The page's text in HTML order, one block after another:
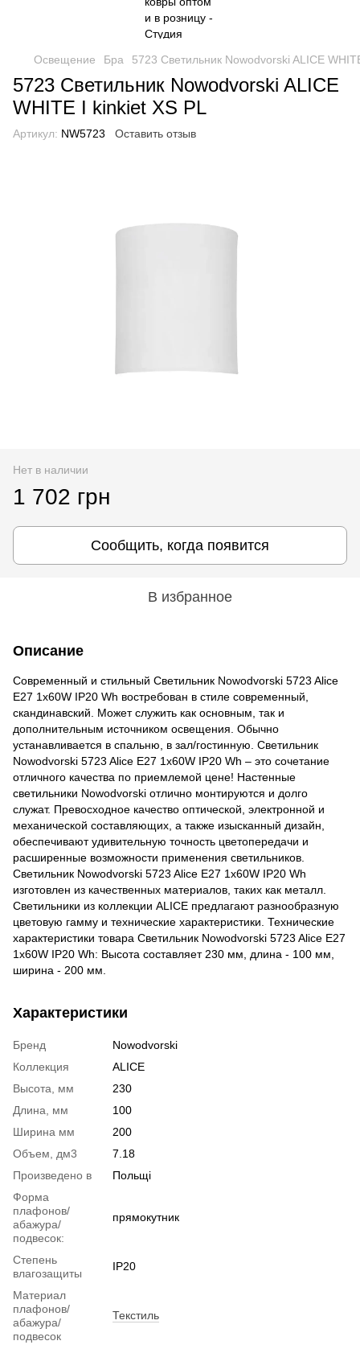
Освещение Бра 5723 Светильник Nowodvorski ALICE
5723 Светильник Nowodvorski ALICE
WHITE I kinkiet XS PL
Артикул: NW5723 Оставить отзыв
Нет в наличии
1 702 грн
Сообщить, когда появится
В избранное
Описание
Современный и стильный Светильник Nowodvorski 5723 Alice
E27 1x60W IP20 Wh востребован в стиле современный,
скандинавcкий. Может служить как основным, так и
дополнительным источником освещения. Обычно
устанавливается в спальню, в зал/гостинную. Светильник
Nowodvorski 5723 Alice E27 1x60W IP20 Wh – это сочетание
отличного качества по приемлемой цене! Настенные
светильники Nowodvorski отлично монтируются и долго
служат. Превосходное качество оптической, электронной и
механической составляющих, а также изысканный дизайн,
обеспечивают удивительную точность цветопередачи и
расширенные возможности применения светильников.
Светильник Nowodvorski 5723 Alice E27 1x60W IP20 Wh
изготовлен из качественных материалов, таких как металл.
Светильники из коллекции ALICE предлагают разнообразную
цветовую гамму и технические характеристики. Технические
характеристики товара Светильник Nowodvorski 5723 Alice E27
1x60W IP20 Wh: Высота составляет 230 мм, длина - 100 мм,
ширина - 200 мм.
Характеристики
Бренд
Nowodvorski
Коллекция
ALICE
Высота, мм
230
Длина, мм
100
Ширина мм
200
Объем, дм3
7.18
Произведено в
Польщі
Форма
плафонов/
абажура/
подвесок:
прямокутник
Степень
влагозащиты
IP20
Материал
плафонов/
абажура/
подвесок
Текстиль